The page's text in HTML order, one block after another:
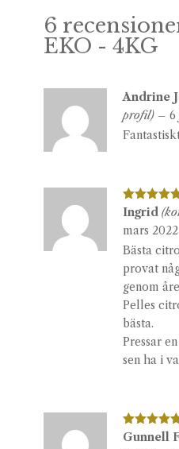
6
EKO - 4KG
Andrine
profil) – 6
Betygsatt
av 5
Ingrid
mars 2022
Bästa
provat
genom
Pelles
bästa.
Pressar
sen ha i
Betygsatt
Gunnell